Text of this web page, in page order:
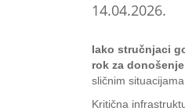
14.04.2026.
Iako stručnjaci
rok za
sličnim situacijama.
Kritična